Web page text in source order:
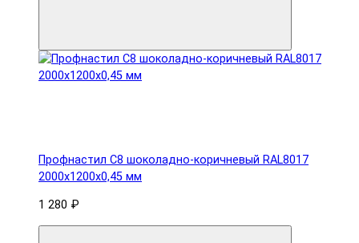
Профнастил С8 шоколадно-коричневый RAL8017
2000х1200х0,45 мм
1 280 ₽